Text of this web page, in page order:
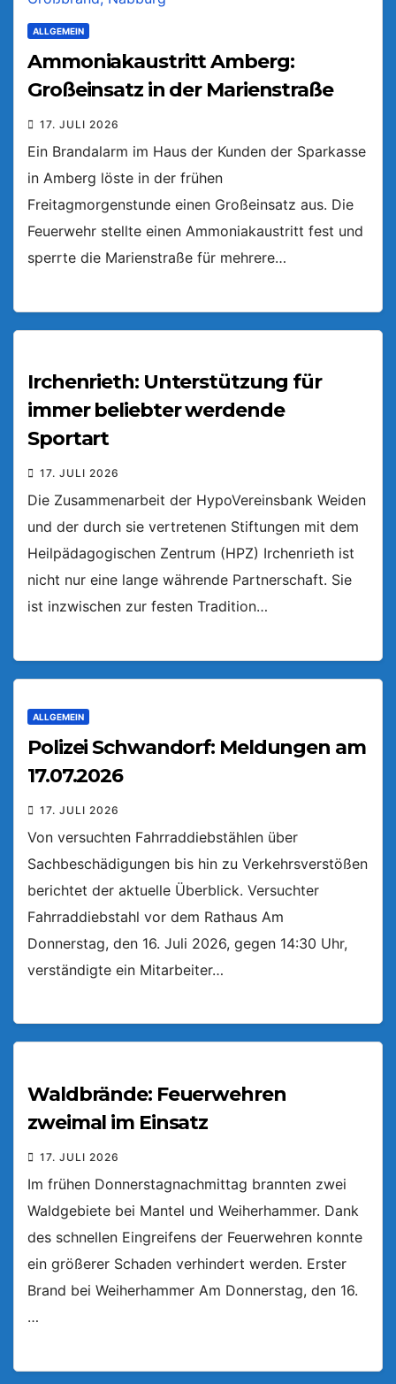
ALLGEMEIN
Ammoniakaustritt Amberg:
Großeinsatz in der Marienstraße
17. JULI 2026
Ein Brandalarm im Haus der Kunden der Sparkasse
in Amberg löste in der frühen
Freitagmorgenstunde einen Großeinsatz aus. Die
Feuerwehr stellte einen Ammoniakaustritt fest und
sperrte die Marienstraße für mehrere…
Irchenrieth: Unterstützung für
immer beliebter werdende
Sportart
17. JULI 2026
Die Zusammenarbeit der HypoVereinsbank Weiden
und der durch sie vertretenen Stiftungen mit dem
Heilpädagogischen Zentrum (HPZ) Irchenrieth ist
nicht nur eine lange währende Partnerschaft. Sie
ist inzwischen zur festen Tradition…
ALLGEMEIN
Polizei Schwandorf: Meldungen am
17.07.2026
17. JULI 2026
Von versuchten Fahrraddiebstählen über
Sachbeschädigungen bis hin zu Verkehrsverstößen
berichtet der aktuelle Überblick. Versuchter
Fahrraddiebstahl vor dem Rathaus Am
Donnerstag, den 16. Juli 2026, gegen 14:30 Uhr,
verständigte ein Mitarbeiter…
Waldbrände: Feuerwehren
zweimal im Einsatz
17. JULI 2026
Im frühen Donnerstagnachmittag brannten zwei
Waldgebiete bei Mantel und Weiherhammer. Dank
des schnellen Eingreifens der Feuerwehren konnte
ein größerer Schaden verhindert werden. Erster
Brand bei Weiherhammer Am Donnerstag, den 16.
…